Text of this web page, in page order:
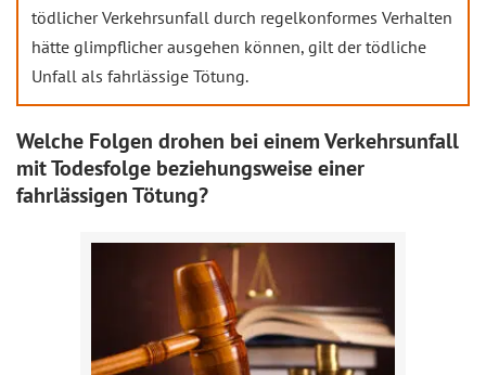
tödlicher Verkehrsunfall durch regelkonformes Verhalten
hätte glimpflicher ausgehen können, gilt der tödliche
Unfall als fahrlässige Tötung.
Welche Folgen drohen bei einem Verkehrsunfall
mit Todesfolge beziehungsweise einer
fahrlässigen Tötung?